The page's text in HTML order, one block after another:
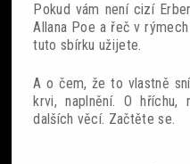
Pokud vám není cizí
Allana Poe a řeč v
tuto sbírku užijete.
A o čem, že to vlastně
krvi, naplnění. O
dalších věcí. Začtěte se.